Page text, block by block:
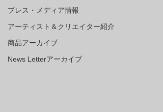
プレス・メディア情報
アーティスト＆クリエイター紹介
商品アーカイブ
News Letterアーカイブ